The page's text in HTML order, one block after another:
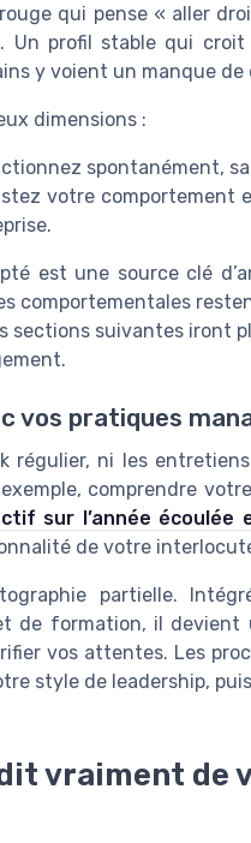
qui pense « aller
Un profil stable qui
y voient un manque de
dimensions :
spontanément,
votre comportement
est une source clé
comportementales
suivantes iront
vos pratiques
régulier, ni les
comprendre
sur l’année écoulée
de votre
partielle.
de formation, il
vos attentes. Les
style de leadership,
vraiment de